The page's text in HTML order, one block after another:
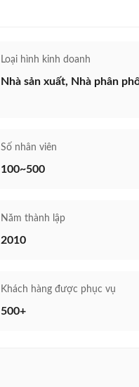
Loại hình kinh doanh
Nhà sản xuất, Nhà phân
Số nhân viên
100~500
Năm thành lập
2010
Khách hàng được phục vụ
500+